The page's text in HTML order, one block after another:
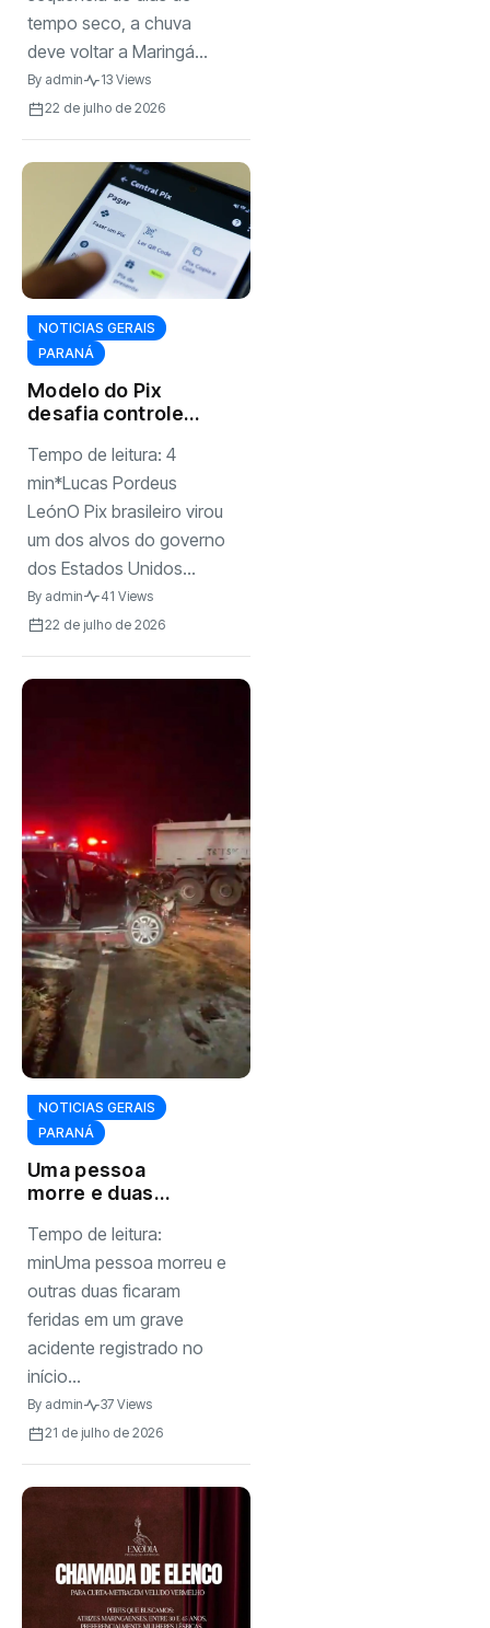
tempo seco, a chuva
deve voltar a Maringá...
By admin
13 Views
22 de julho de 2026
NOTICIAS GERAIS
PARANÁ
Modelo do Pix
desafia controle
EUA sobre o Brasil
Tempo de leitura: 4
min*Lucas Pordeus
LeónO Pix brasileiro virou
um dos alvos do governo
dos Estados Unidos...
By admin
41 Views
22 de julho de 2026
NOTICIAS GERAIS
PARANÁ
Uma pessoa
morre e duas
grave acidente
entre
caminhonete e
carreta no
Contorno Sul de
Marialva
Tempo de leitura:
minUma pessoa morreu e
outras duas ficaram
feridas em um grave
acidente registrado no
início...
By admin
37 Views
21 de julho de 2026